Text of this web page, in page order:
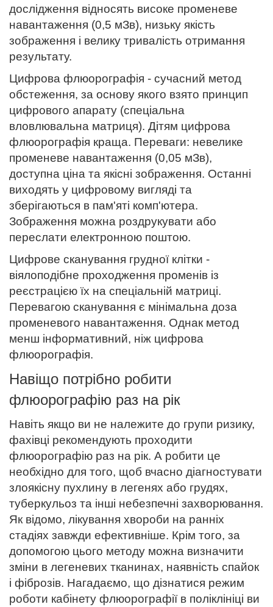
дослідження відносять високе променеве
навантаження (0,5 мЗв), низьку якість
зображення і велику тривалість отримання
результату.
Цифрова флюорографія - сучасний метод
обстеження, за основу якого взято принцип
цифрового апарату (спеціальна
вловлювальна матриця). Дітям цифрова
флюорографія краща. Переваги: невелике
променеве навантаження (0,05 мЗв),
доступна ціна та якісні зображення. Останні
виходять у цифровому вигляді та
зберігаються в пам'яті комп'ютера.
Зображення можна роздрукувати або
переслати електронною поштою.
Цифрове сканування грудної клітки -
віялоподібне проходження променів із
реєстрацією їх на спеціальній матриці.
Перевагою сканування є мінімальна доза
променевого навантаження. Однак метод
менш інформативний, ніж цифрова
флюорографія.
Навіщо потрібно робити
флюорографію раз на рік
Навіть якщо ви не належите до групи ризику,
фахівці рекомендують проходити
флюорографію раз на рік. А робити це
необхідно для того, щоб вчасно діагностувати
злоякісну пухлину в легенях або грудях,
туберкульоз та інші небезпечні захворювання.
Як відомо, лікування хвороби на ранніх
стадіях завжди ефективніше. Крім того, за
допомогою цього методу можна визначити
зміни в легеневих тканинах, наявність спайок
і фіброзів. Нагадаємо, що дізнатися режим
роботи кабінету флюорографії в поліклініці ви